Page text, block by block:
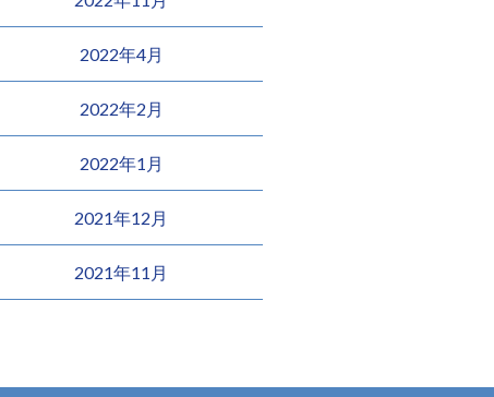
2022年4月
2022年2月
2022年1月
2021年12月
2021年11月